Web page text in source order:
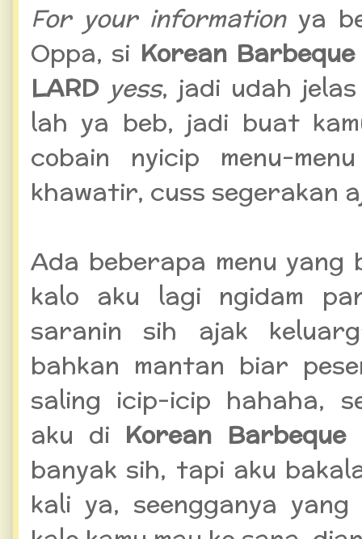
For your informationya
Oppa, si Korean
LARD yess, jadi udah
lah ya beb, jadi buat
cobain nyicip menu-
khawatir, cuss segerakan
Ada beberapa menu yang
kalo aku lagi ngidam
saranin sih ajak
bahkan mantan biar
saling icip-icip hahaha,
aku di Korean Barbeque
banyak sih, tapi aku
kali ya, seengganya